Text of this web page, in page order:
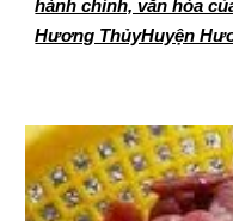
hành chính, văn hóa
Hương ThủyHuyện